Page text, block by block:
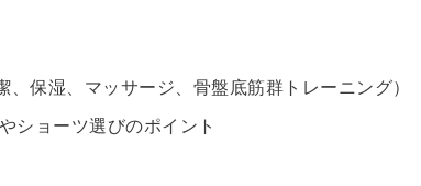
、保湿、マッサージ、骨盤底筋群トレーニング）
ショーツ選びのポイント